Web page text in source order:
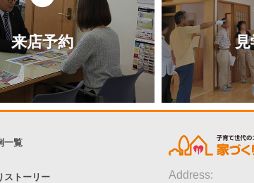
来店予約 見
一覧
ストーリー Address: